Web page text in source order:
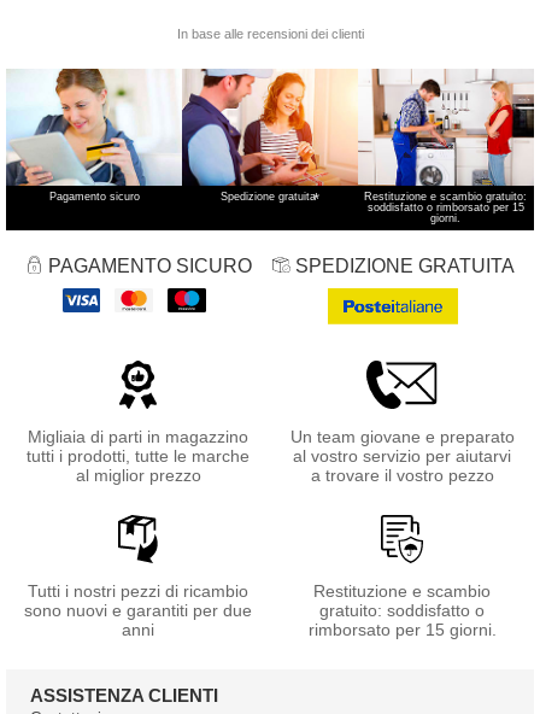
Pagamento sicuro Spedizione gratuita*
Restituzione e scambio gratuito:
soddisfatto o rimborsato per 15
giorni.
PAGAMENTO SICURO SPEDIZIONE GRATUITA
Migliaia di parti in magazzino
tutti i prodotti, tutte le marche
al miglior prezzo
Un team giovane e preparato
al vostro servizio per aiutarvi
a trovare il vostro pezzo
Tutti i nostri pezzi di ricambio
sono nuovi e garantiti per due
anni
Restituzione e scambio
gratuito: soddisfatto o
rimborsato per 15 giorni.
ASSISTENZA CLIENTI